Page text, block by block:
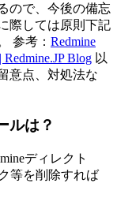
ので、今後の備忘
際しては原則下記
参考： Redmine
Blog 以
意点、対処法な
ルは？
ディレクト
等を削除すれば